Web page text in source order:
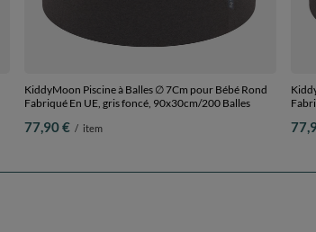
KiddyMoon Piscine à Balles ∅ 7Cm pour Bébé Rond
Fabriqué En UE, gris foncé, 90x30cm/200 Balles
77,90 € / item